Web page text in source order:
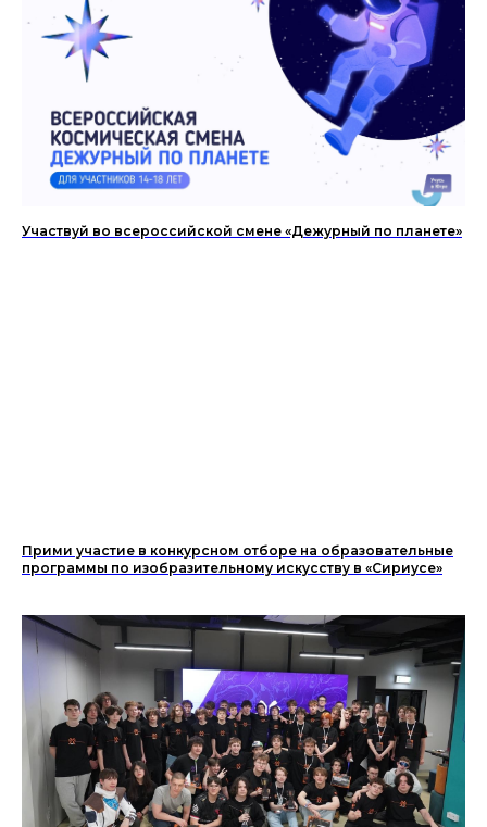
Участвуй во всероссийской смене «Дежурный по планете»
Прими участие в конкурсном отборе на образовательные
программы по изобразительному искусству в «Сириусе»